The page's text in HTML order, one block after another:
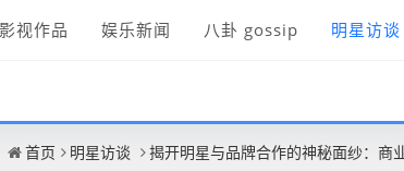
影视作品 娱乐新闻 八卦 gossip 明星访谈
首页 明星访谈 揭开明星与品牌合作的神秘面纱：商